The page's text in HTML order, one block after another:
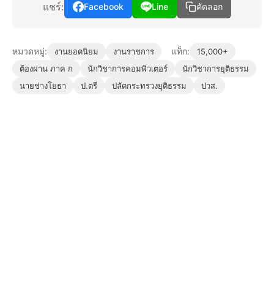
แชร์: Facebook Line คัดลอก
หมวดหมู่: งานยอดนิยม งานราชการ แท็ก:
15,000+
ต้องผ่าน ภาค ก
นักวิชาการคอมพิวเตอร์
นักวิชาการยุติธรรม
นายช่างโยธา
ป.ตรี ปลัดกระทรวงยุติธรรม ปวส.